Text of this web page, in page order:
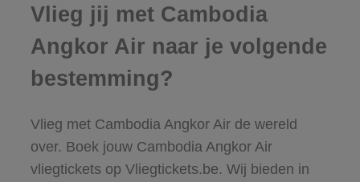
Vlieg jij met Cambodia
Angkor Air naar je volgende
bestemming?
Vlieg met Cambodia Angkor Air de wereld
over. Boek jouw Cambodia Angkor Air
vliegtickets op Vliegtickets.be. Wij bieden in